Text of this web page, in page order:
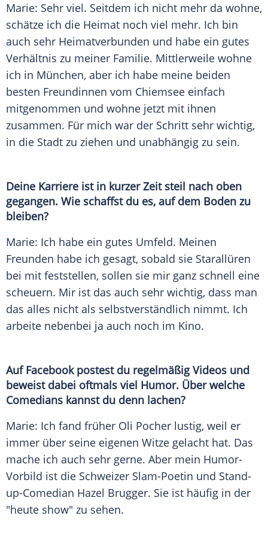
Marie: Sehr viel. Seitdem ich nicht mehr da wohne,
schätze ich die Heimat noch viel mehr. Ich bin
auch sehr Heimatverbunden und habe ein gutes
Verhältnis zu meiner Familie. Mittlerweile wohne
ich in München, aber ich habe meine beiden
besten Freundinnen vom Chiemsee einfach
mitgenommen und wohne jetzt mit ihnen
zusammen. Für mich war der Schritt sehr wichtig,
in die Stadt zu ziehen und unabhängig zu sein.
Deine Karriere ist in kurzer Zeit steil nach oben
gegangen. Wie schaffst du es, auf dem Boden zu
bleiben?
Marie: Ich habe ein gutes Umfeld. Meinen
Freunden habe ich gesagt, sobald sie Starallüren
bei mit feststellen, sollen sie mir ganz schnell eine
scheuern. Mir ist das auch sehr wichtig, dass man
das alles nicht als selbstverständlich nimmt. Ich
arbeite nebenbei ja auch noch im Kino.
AufFacebookpostest du regelmäßig Videos und
beweist dabei oftmals viel Humor. Über welche
Comedians kannst du denn lachen?
Marie: Ich fand früher Oli Pocher lustig, weil er
immer über seine eigenen Witze gelacht hat. Das
mache ich auch sehr gerne. Aber mein Humor-
Vorbild ist die Schweizer Slam-Poetin und Stand-
up-Comedian Hazel Brugger. Sie ist häufig in der
"heute show" zu sehen.